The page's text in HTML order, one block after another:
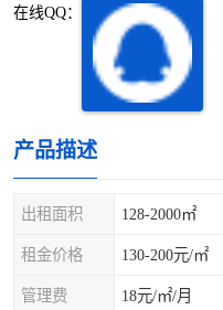
在线QQ：
产品描述
出租面积 128-2000㎡
租金价格 130-200元/㎡
管理费 18元/㎡/月
龙岗区
宝安西乡
光明区
龙华观澜